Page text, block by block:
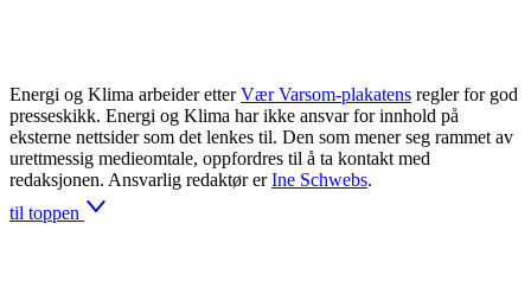
Energi og Klima arbeider etter Vær Varsom-plakatens regler for god
presseskikk. Energi og Klima har ikke ansvar for innhold på
eksterne nettsider som det lenkes til. Den som mener seg rammet av
urettmessig medieomtale, oppfordres til å ta kontakt med
redaksjonen. Ansvarlig redaktør er Ine Schwebs.
til toppen